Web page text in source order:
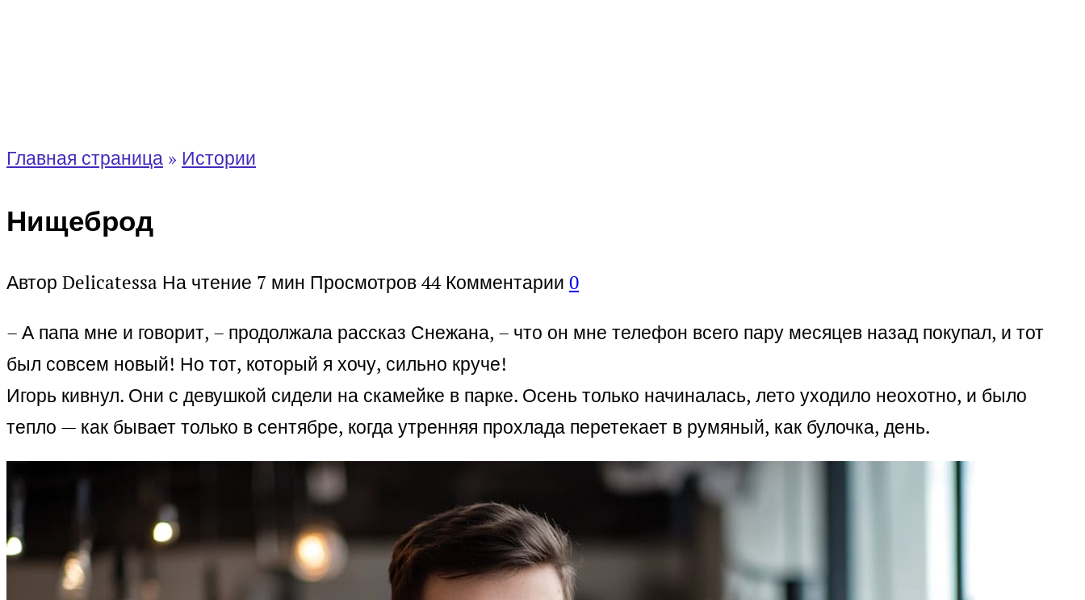
Главная страница » Истории
Нищеброд
Автор Delicatessa На чтение 7 мин Просмотров44 Комментарии 0
– А папа мне и говорит, – продолжала рассказ Снежана, – что он мне телефон всего пару месяцев назад покупал, и тот
был совсем новый! Но тот, который я хочу, сильно круче!
Игорь кивнул. Они с девушкой сидели на скамейке в парке. Осень только начиналась, лето уходило неохотно, и было
тепло — как бывает только в сентябре, когда утренняя прохлада перетекает в румяный, как булочка, день.